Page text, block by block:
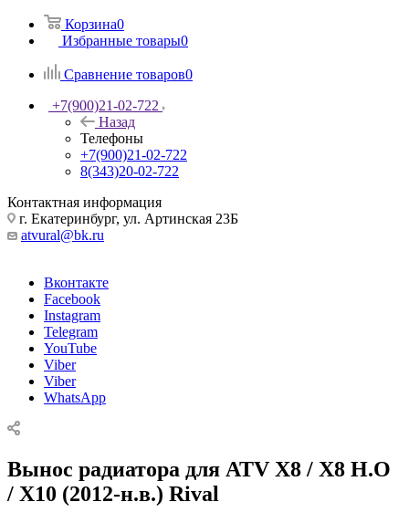
Корзина0
Избранные товары0
Сравнение товаров0
+7(900)21-02-722
Назад
Телефоны
+7(900)21-02-722
8(343)20-02-722
Контактная информация
г. Екатеринбург, ул. Артинская 23Б
atvural@bk.ru
Вконтакте
Facebook
Instagram
Telegram
YouTube
Viber
Viber
WhatsApp
Вынос радиатора для ATV X8 / X8 H.O
/ X10 (2012-н.в.) Rival